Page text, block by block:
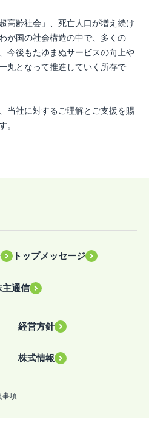
高齢社会」、死亡人口が増え続け
が国の社会構造の中で、多くの
今後もたゆまぬサービスの向上や
丸となって推進していく所存で
当社に対するご理解とご支援を賜
。
トップメッセージ
主通信
経営方針
株式情報
事項